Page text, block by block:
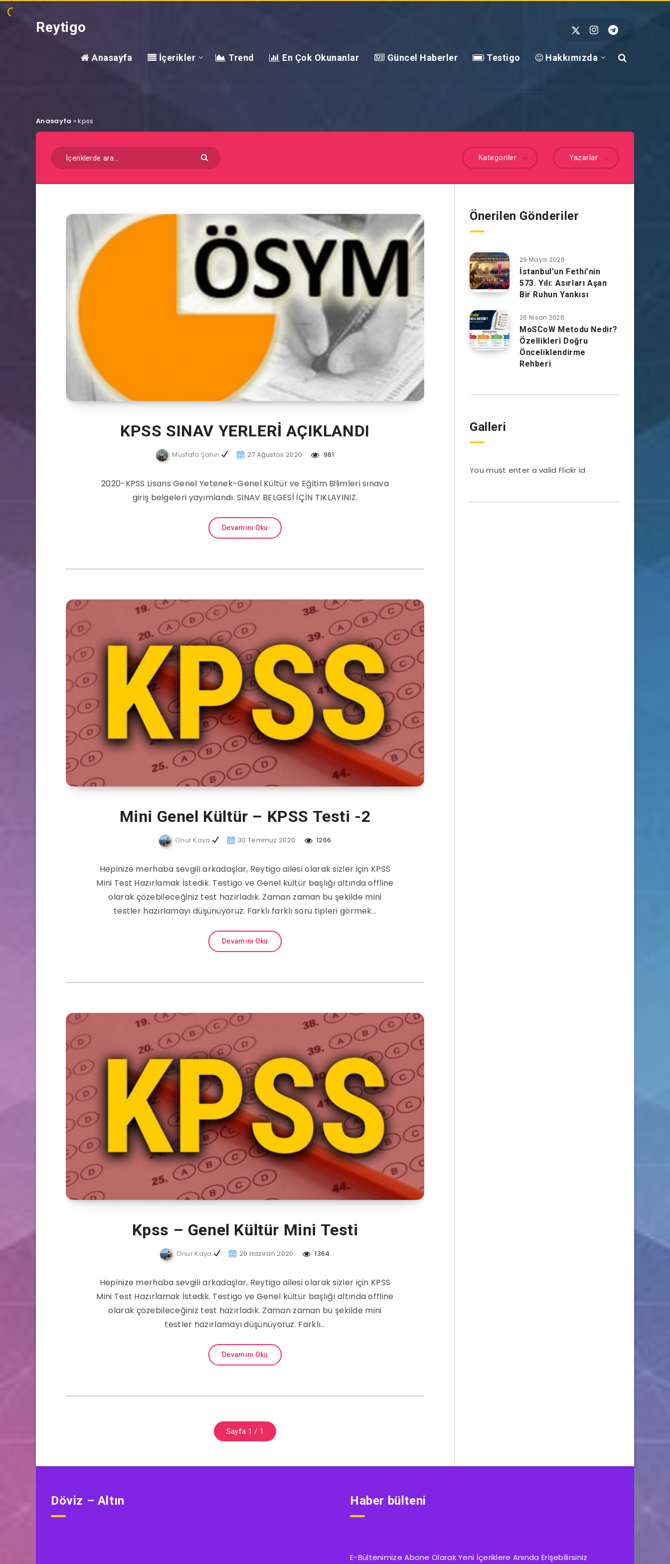
Reytigo
Anasayfa İçerikler Trend En Çok Okunanlar Güncel Haberler Testigo Hakkımızda
Anasayfa »kpss
Yazarlar
Kategoriler
KPSS SINAV YERLERİ AÇIKLANDI
Mustafa Şahin 27 Ağustos 2020 981
2020-KPSS Lisans Genel Yetenek-Genel Kültür ve Eğitim Bilimleri sınava
giriş belgeleri yayımlandı. SINAV BELGESİ İÇİN TIKLAYINIZ.
Devamını Oku
Mini Genel Kültür – KPSS Testi -2
Onur Kaya 30 Temmuz 2020 1266
Hepinize merhaba sevgili arkadaşlar, Reytigo ailesi olarak sizler için KPSS
Mini Test Hazırlamak İstedik. Testigo ve Genel kültür başlığı altında offline
olarak çözebileceğiniz test hazırladık. Zaman zaman bu şekilde mini
testler hazırlamayı düşünüyoruz. Farklı farklı soru tipleri görmek…
Devamını Oku
Kpss – Genel Kültür Mini Testi
Onur Kaya 20 Haziran 2020 1364
Hepinize merhaba sevgili arkadaşlar, Reytigo ailesi olarak sizler için KPSS
Mini Test Hazırlamak İstedik. Testigo ve Genel kültür başlığı altında offline
olarak çözebileceğiniz test hazırladık. Zaman zaman bu şekilde mini
testler hazırlamayı düşünüyoruz. Farklı…
Devamını Oku
Sayfa 1 / 1
Önerilen Gönderiler
29 Mayıs 2026
İstanbul’un Fethi’nin
573. Yılı: Asırları Aşan
Bir Ruhun Yankısı
26 Nisan 2026
MoSCoW Metodu Nedir?
Özellikleri Doğru
Önceliklendirme
Rehberi
Galleri
You must enter a valid Flickr id
Döviz – Altın Haber bülteni
E-Bültenimize Abone Olarak Yeni İçeriklere Anında Erişebilirsiniz